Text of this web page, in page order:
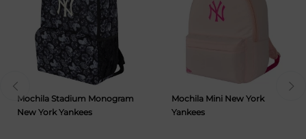
Mochila Stadium Monogram
New York Yankees
Mochila Mini New York
Yankees